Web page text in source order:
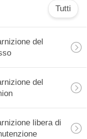
Tutti
del
del
libera di